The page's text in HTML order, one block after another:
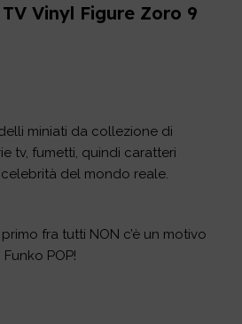
TV Vinyl Figure Zoro 9
miniati da collezione di
tv, fumetti, quindi caratteri
del mondo reale.
fra tutti NON c’è un motivo
POP!